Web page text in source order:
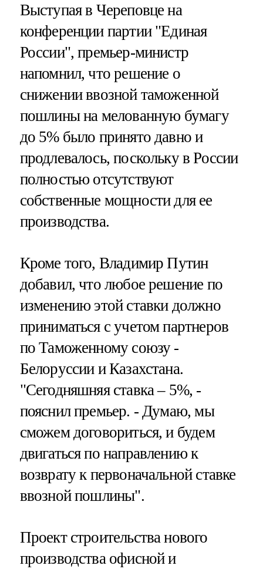
Выступая в Череповце на
конференции партии "Единая
России", премьер-министр
напомнил, что решение о
снижении ввозной таможенной
пошлины на мелованную бумагу
до 5% было принято давно и
продлевалось, поскольку в России
полностью отсутствуют
собственные мощности для ее
производства.
Кроме того, Владимир Путин
добавил, что любое решение по
изменению этой ставки должно
приниматься с учетом партнеров
по Таможенному союзу -
Белоруссии и Казахстана.
"Сегодняшняя ставка – 5%, -
пояснил премьер. - Думаю, мы
сможем договориться, и будем
двигаться по направлению к
возврату к первоначальной ставке
ввозной пошлины".
Проект строительства нового
производства офисной и